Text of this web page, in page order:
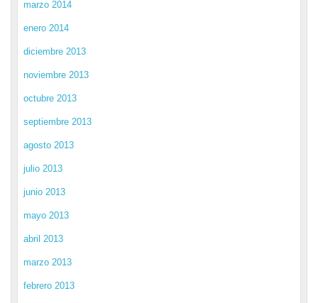
marzo 2014
enero 2014
diciembre 2013
noviembre 2013
octubre 2013
septiembre 2013
agosto 2013
julio 2013
junio 2013
mayo 2013
abril 2013
marzo 2013
febrero 2013